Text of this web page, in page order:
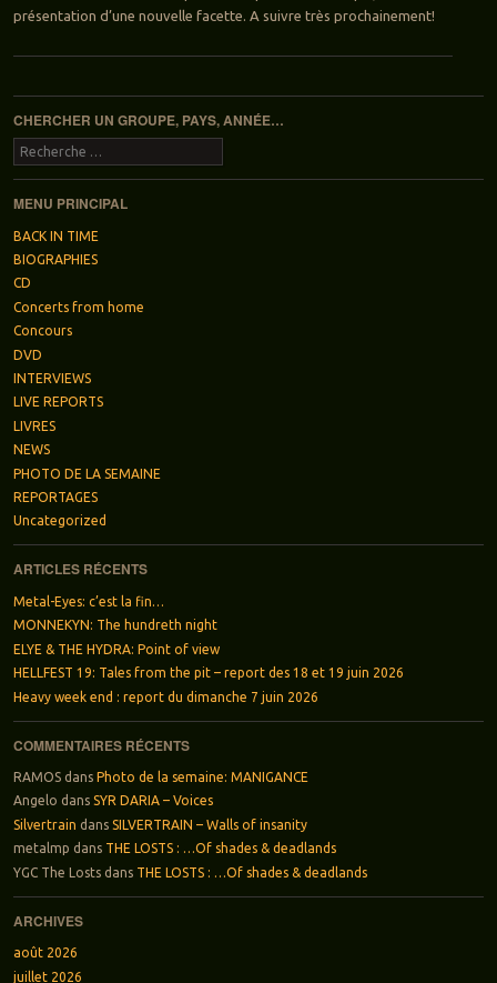
présentation d’une nouvelle facette. A suivre très prochainement!
Navigation des articles
CHERCHER UN GROUPE, PAYS, ANNÉE…
Recherche
MENU PRINCIPAL
BACK IN TIME
BIOGRAPHIES
CD
Concerts from home
Concours
DVD
INTERVIEWS
LIVE REPORTS
LIVRES
NEWS
PHOTO DE LA SEMAINE
REPORTAGES
Uncategorized
ARTICLES RÉCENTS
Metal-Eyes: c’est la fin…
MONNEKYN: The hundreth night
ELYE & THE HYDRA: Point of view
HELLFEST 19: Tales from the pit – report des 18 et 19 juin 2026
Heavy week end : report du dimanche 7 juin 2026
COMMENTAIRES RÉCENTS
RAMOSdans Photo de la semaine: MANIGANCE
Angelo dans SYR DARIA – Voices
Silvertrain dans SILVERTRAIN – Walls of insanity
metalmp dans THE LOSTS : …Of shades & deadlands
YGC The Lostsdans THE LOSTS : …Of shades & deadlands
ARCHIVES
août 2026
juillet 2026